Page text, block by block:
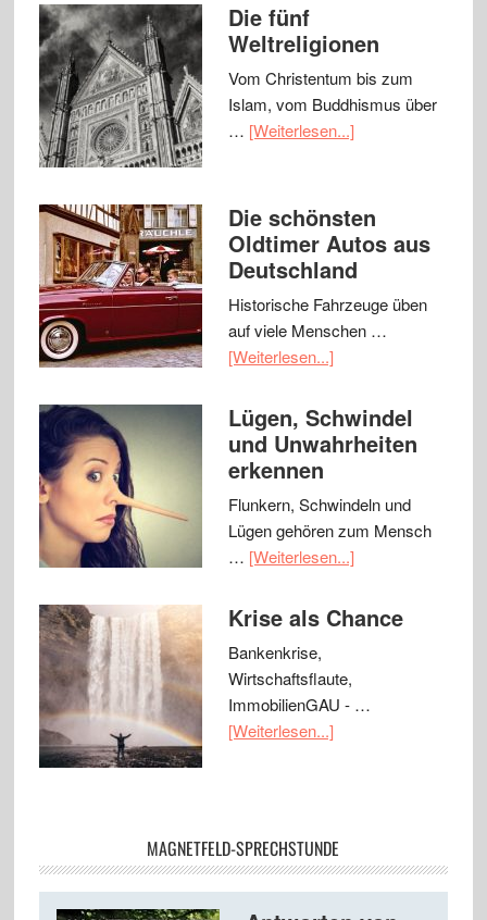
Die fünf
Weltreligionen
Vom Christentum bis zum
Islam, vom Buddhismus über
… [Weiterlesen...]
Die schönsten
Oldtimer Autos aus
Deutschland
Historische Fahrzeuge üben
auf viele Menschen …
[Weiterlesen...]
Lügen, Schwindel
und Unwahrheiten
erkennen
Flunkern, Schwindeln und
Lügen gehören zum Mensch
… [Weiterlesen...]
Krise als Chance
Bankenkrise,
Wirtschaftsflaute,
ImmobilienGAU - …
[Weiterlesen...]
MAGNETFELD-SPRECHSTUNDE